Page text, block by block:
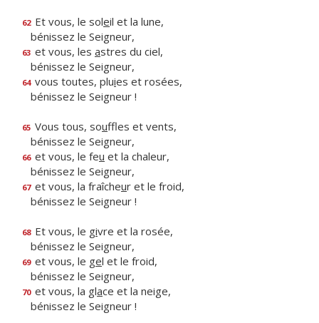
62 Et vous, le soleil et la lune,
bénissez le Seigneur,
63 et vous, les astres du ciel,
bénissez le Seigneur,
64 vous toutes, pluies et rosées,
bénissez le Seigneur !
65 Vous tous, souffles et vents,
bénissez le Seigneur,
66 et vous, le feu et la chaleur,
bénissez le Seigneur,
67 et vous, la fraîcheur et le froid,
bénissez le Seigneur !
68 Et vous, le givre et la rosée,
bénissez le Seigneur,
69 et vous, le gel et le froid,
bénissez le Seigneur,
70 et vous, la glace et la neige,
bénissez le Seigneur !